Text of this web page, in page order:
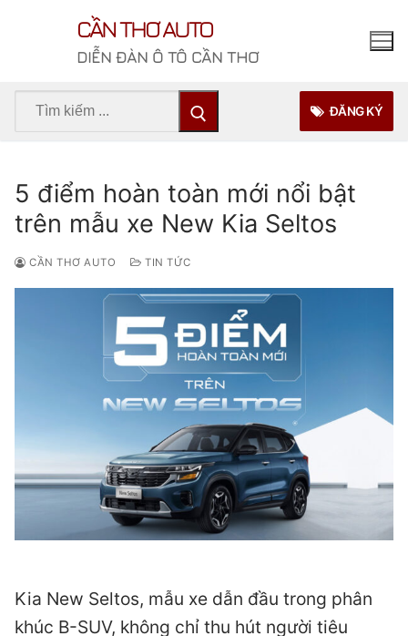
CẦN THƠ AUTO
DIỄN ĐÀN Ô TÔ CẦN THƠ
Tìm
ĐĂNG KÝ
5 điểm hoàn toàn mới nổi bật
trên mẫu xe New Kia Seltos
CẦN THƠ AUTO TIN TỨC
Kia New Seltos, mẫu xe dẫn đầu trong phân
khúc B-SUV, không chỉ thu hút người tiêu